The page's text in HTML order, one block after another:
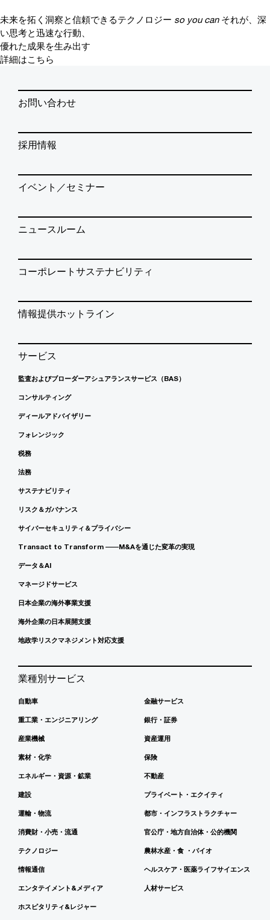
未来を拓く洞察と信頼できるテクノロジー so you can それが、深
い思考と迅速な行動、
優れた成果を生み出す
詳細はこちら
お問い合わせ
採用情報
イベント／セミナー
ニュースルーム
コーポレートサステナビリティ
情報提供ホットライン
サービス
監査およびブローダーアシュアランスサービス（BAS）
コンサルティング
ディールアドバイザリー
フォレンジック
税務
法務
サステナビリティ
リスク＆ガバナンス
サイバーセキュリティ＆プライバシー
Transact to Transform ――M&Aを通じた変革の実現
データ＆AI
マネージドサービス
日本企業の海外事業支援
海外企業の日本展開支援
地政学リスクマネジメント対応支援
業種別サービス
自動車
重工業・エンジニアリング
産業機械
素材・化学
エネルギー・資源・鉱業
建設
運輸・物流
消費財・小売・流通
テクノロジー
情報通信
エンタテイメント&メディア
ホスピタリティ&レジャー
金融サービス
銀行・証券
資産運用
保険
不動産
プライベート・エクイティ
都市・インフラストラクチャー
官公庁・地方自治体・公的機関
農林水産・食 ・バイオ
ヘルスケア・医薬ライフサイエンス
人材サービス